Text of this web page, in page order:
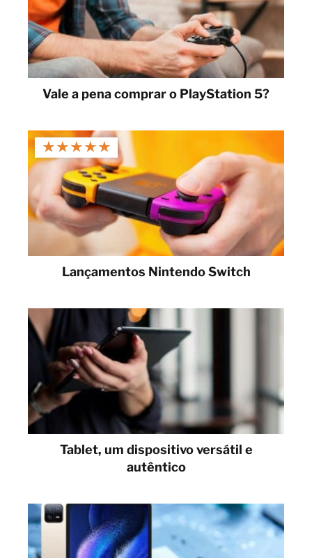
Vale a pena comprar o PlayStation 5?
★★★★★
Lançamentos Nintendo Switch
Tablet, um dispositivo versátil e
autêntico